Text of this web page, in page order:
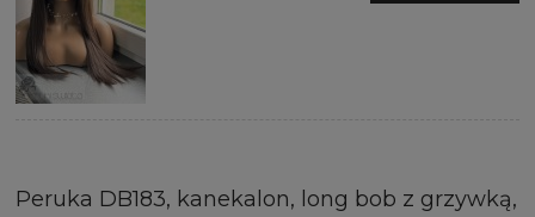
Peruka DB183, kanekalon, long bob z grzywką,